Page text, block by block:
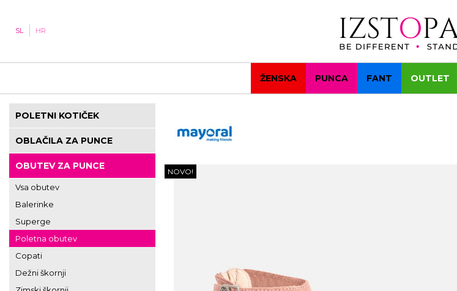
SL HR
ŽENSKA PUNCA FANT OUTLET
POLETNI KOTIČEK
OBLAČILA ZA PUNCE
OBUTEV ZA PUNCE
Vsa obutev
Balerinke
Superge
Poletna obutev
Copati
Dežni škornji
NOVO!